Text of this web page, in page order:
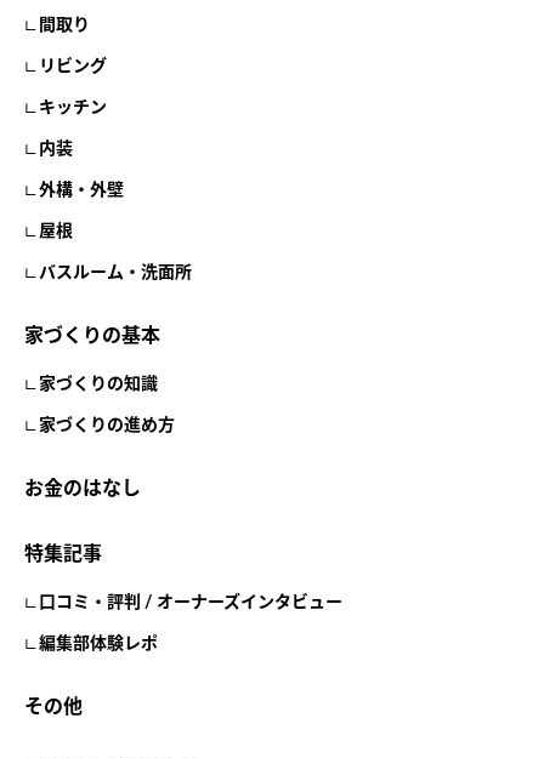
間取り
リビング
キッチン
内装
外構・外壁
屋根
バスルーム・洗面所
家づくりの基本
家づくりの知識
家づくりの進め方
お金のはなし
特集記事
口コミ・評判 / オーナーズインタビュー
編集部体験レポ
その他